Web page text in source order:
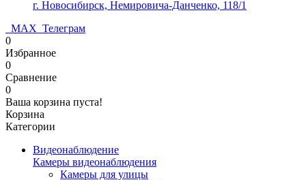
г. Новосибирск, Немировича-Данченко, 118/1
МАХ Телеграм
0
Избранное
0
Сравнение
0
Ваша корзина пуста!
Корзина
Категории
Видеонаблюдение
Камеры видеонаблюдения
Камеры для улицы